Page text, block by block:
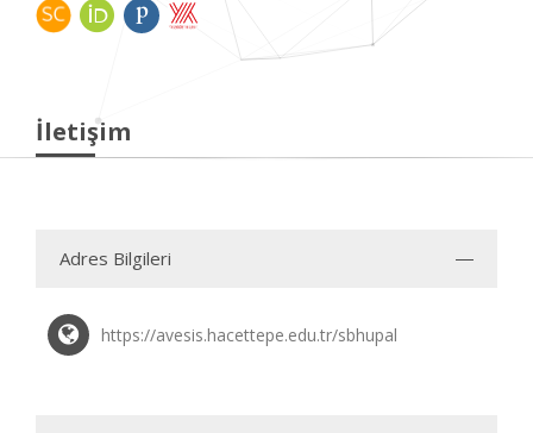
İletişim
Adres Bilgileri
https://avesis.hacettepe.edu.tr/sbhupal